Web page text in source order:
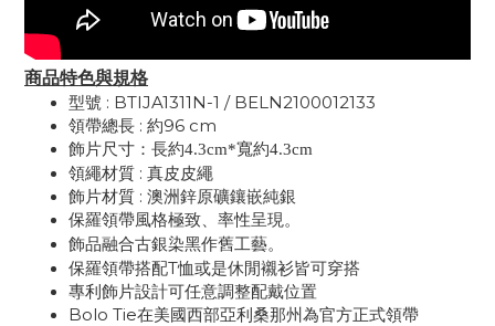
商品特色與規格
型號 : BTIJA1311N-1 / BELN2100012133
領帶總長 : 約96 cm
飾片尺寸： 長約4.3cm*寬約4.3cm
領繩材質 : 真皮皮繩
飾片材質 : 澳洲鋅原礦鑲嵌純銀
保羅領帶風格極致、率性呈現。
飾品融合古銀染黑作舊工藝。
保羅領帶搭配T恤或是休閒襯衫皆可穿搭
專利飾片設計可任意調整配戴位置
Bolo Tie在美國西部亞利桑那州為官方正式領帶